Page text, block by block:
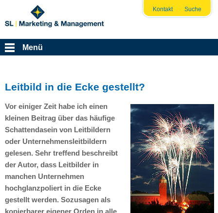
Kontakt Suche
Menü
Leitbild in die Ecke gestellt?
Vor einiger Zeit habe ich einen
kleinen Beitrag über das häufige
Schattendasein von Leitbildern
oder Unternehmensleitbildern
gelesen. Sehr treffend beschreibt
der Autor, dass Leitbilder in
manchen Unternehmen
hochglanzpoliert in die Ecke
gestellt werden. Sozusagen als
kopierbarer eigener Orden in alle